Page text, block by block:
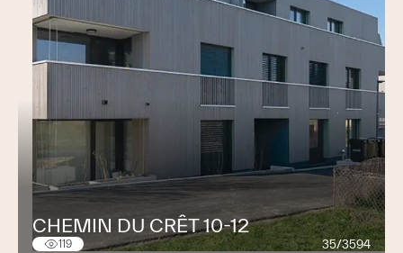
CHEMIN DU CRÊT 10-12
119 35/3594